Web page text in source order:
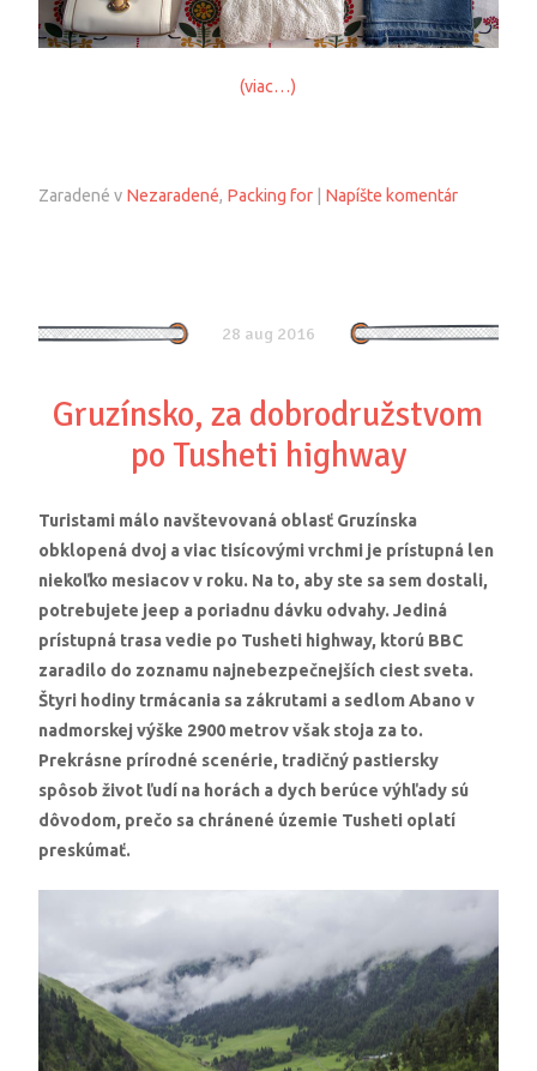
(viac…)
Zaradené v Nezaradené, Packing for Napíšte komentár
28 aug 2016
Gruzínsko, za dobrodružstvom
po Tusheti highway
Turistami málo navštevovaná oblasť Gruzínska
obklopená dvoj a viac tisícovými vrchmi je prístupná len
niekoľko mesiacov v roku. Na to, aby ste sa sem dostali,
potrebujete jeep a poriadnu dávku odvahy. Jediná
prístupná trasa vedie po Tusheti highway, ktorú BBC
zaradilo do zoznamu najnebezpečnejších ciest sveta.
Štyri hodiny trmácania sa zákrutami a sedlom Abano v
nadmorskej výške 2900 metrov však stoja za to.
Prekrásne prírodné scenérie, tradičný pastiersky
spôsob život ľudí na horách a dych berúce výhľady sú
dôvodom, prečo sa chránené územie Tusheti oplatí
preskúmať.